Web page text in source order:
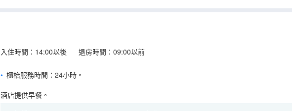
入住時間：14:00以後 退房時間：09:00以前
櫃枱服務時間：24小時。
酒店提供早餐。